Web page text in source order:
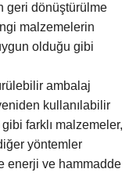
geri dönüştürülme
malzemelerin
olduğu gibi
ambalaj
kullanılabilir
farklı malzemeler,
yöntemler
enerji ve hammadde